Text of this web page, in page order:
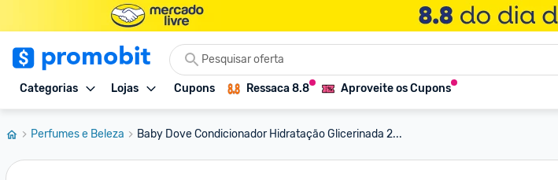
Categorias Lojas Cupons Ressaca 8.8 Aproveite os Cupons
Perfumes e Beleza Baby Dove Condicionador Hidratação Glicerinada 2...